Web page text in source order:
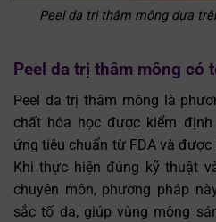
Peel da trị thâm mông dựa
Peel da trị thâm mông có
Peel da trị thâm mông là
chất hóa học được kiểm
ứng tiêu chuẩn từ FDA và
Khi thực hiện đúng kỹ thuật
chuyên môn, phương pháp
sắc tố da, giúp vùng mông